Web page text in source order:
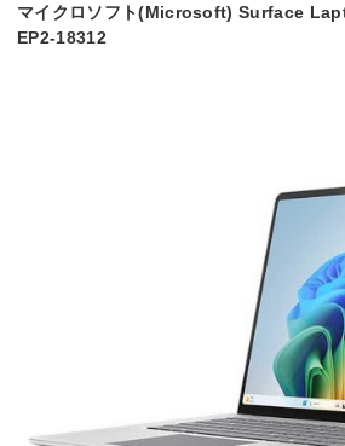
マイクロソフト(Microsoft) Surface
EP2-18312